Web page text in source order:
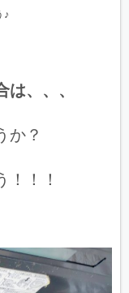
♪
、、、
か？
！！